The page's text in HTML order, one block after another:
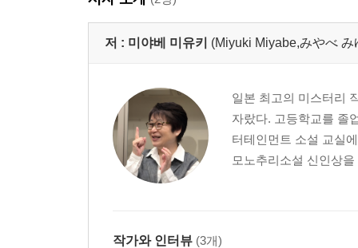
저 : 미야베 미유키 (Miyuki Miyabe,みやべ
일본 최고의 미스터리
자랐다. 고등학교를 졸
터테인먼트 소설 교실
모노추리소설 신인상
작가와 인터뷰 (3개)